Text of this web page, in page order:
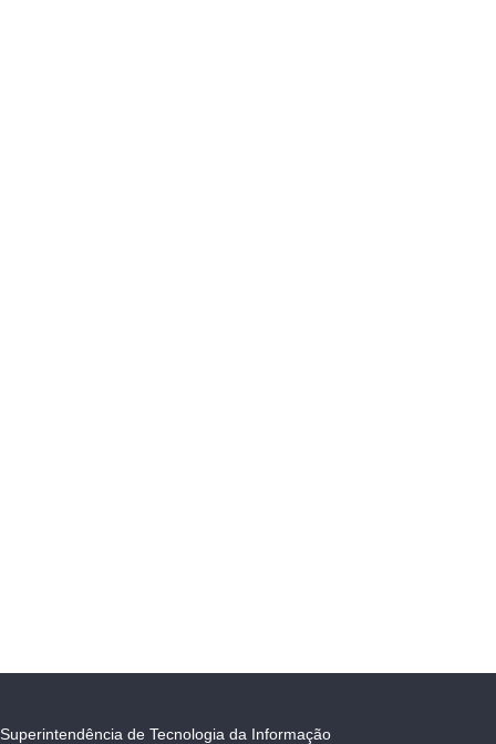
Superintendência de Tecnologia da Informação